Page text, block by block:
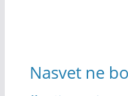
Nasvet ne